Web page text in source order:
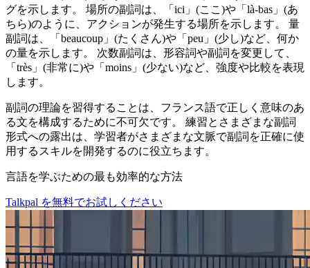
グを示します。 場所の副詞は、「ici」(ここ)や「là-bas」(あ
ちら)のように、アクションが発生する場所を示します。 量
副詞は、「beaucoup」(たくさん)や「peu」(少し)など、何か
の量を示します。 次数副詞は、形容詞や副詞を変更して、
「très」(非常に)や「moins」(少ない)など、強度や比較を表現
します。
副詞の理論を習得することは、フランス語で正しく意味のあ
る文を構成するために不可欠です。 練習とさまざまな副詞
形式への露出は、学習者がさまざまな文脈で副詞を正確に使
用するスキルを開発するのに役立ちます。
言語を学ぶための最も効率的な方法
Talkpal を無料でお試しください